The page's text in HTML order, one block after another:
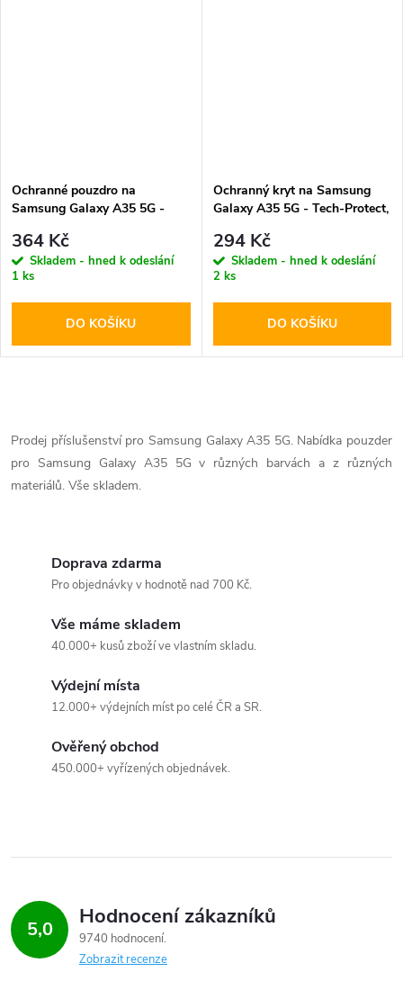
Ochranné pouzdro na
Samsung Galaxy A35 5G -
364 Kč
Skladem - hned k odeslání
1 ks
DO KOŠÍKU
Ochranný kryt na Samsung
Galaxy A35 5G - Tech-Protect,
294 Kč
Skladem - hned k odeslání
2 ks
DO KOŠÍKU
v
l
ý
p
Prodej příslušenství pro Samsung Galaxy A35 5G. Nabídka pouzder
pro Samsung Galaxy A35 5G v různých barvách a z různých
materiálů. Vše skladem.
Doprava zdarma
Pro objednávky v hodnotě nad 700 Kč.
Vše máme skladem
40.000+ kusů zboží ve vlastním skladu.
Výdejní místa
12.000+ výdejních míst po celé ČR a SR.
Ověřený obchod
450.000+ vyřízených objednávek.
5,0 Hodnocení zákazníků
9740 hodnocení
Zobrazit recenze